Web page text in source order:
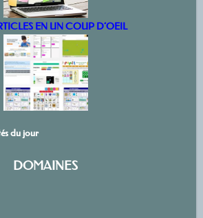
EN UN COUP D’OEIL
du jour
DOMAINES